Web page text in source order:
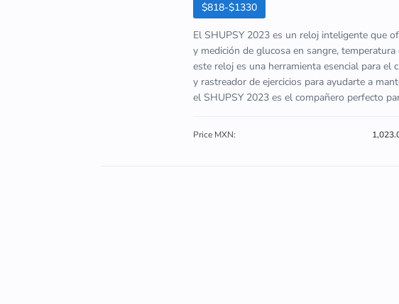
$818-$1330
El SHUPSY 2023 es un reloj inteligente que
y medición de glucosa en sangre,
este reloj es una herramienta esencial para
y rastreador de ejercicios para ayudarte a
el SHUPSY 2023 es el compañero perfecto
Price MXN: